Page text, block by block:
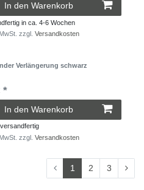
In den Warenkorb
in ca. 4-6 Wochen
zzgl.Versandkosten
Verlängerung schwarz
*
In den Warenkorb
zzgl.Versandkosten
1 2 3